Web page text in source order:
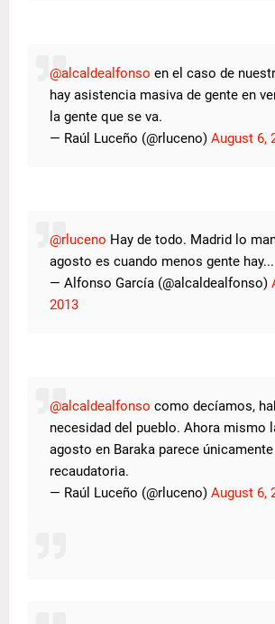
@alcaldealfonso en el caso de
hay asistencia masiva de gente en
la gente que se va.
— Raúl Luceño (@rluceno) August 6,
@rluceno Hay de todo. Madrid lo
agosto es cuando menos gente hay...
— Alfonso García (@alcaldealfonso)
2013
@alcaldealfonso como decíamos,
necesidad del pueblo. Ahora mismo
agosto en Baraka parece únicamente
recaudatoria.
— Raúl Luceño (@rluceno) August 6,